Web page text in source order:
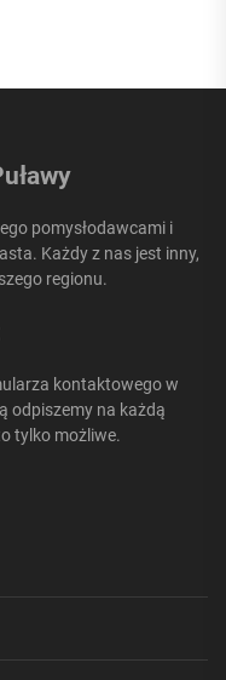
pomysłodawcami i
Każdy z nas jest inny,
regionu.
kontaktowego w
odpiszemy na każdą
tylko możliwe.